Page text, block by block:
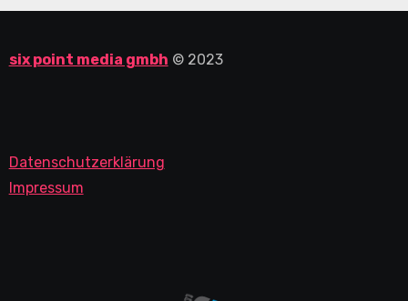
six point media gmbh © 2023
Datenschutzerklärung
Impressum